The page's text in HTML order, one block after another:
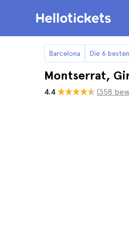
Barcelona Die 6
Montserrat,
4.4 (358